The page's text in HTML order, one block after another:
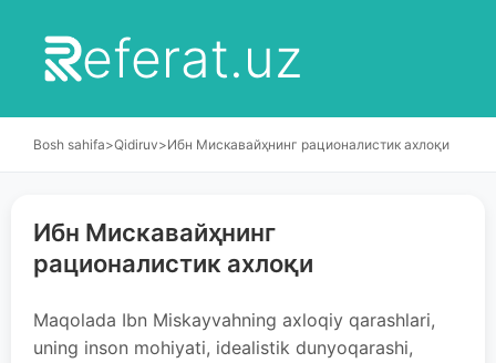
eferat.uz
Bosh sahifa>Qidiruv>Ибн Мискавайҳнинг рационалистик ахлоқи
Ибн Мискавайҳнинг
рационалистик ахлоқи
Maqolada Ibn Miskayvahning axloqiy qarashlari,
uning inson mohiyati, idealistik dunyoqarashi,